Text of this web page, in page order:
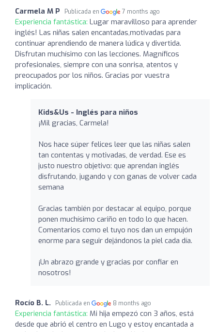
Carmela M P Publicada en 7 months ago
Experiencia fantástica: Lugar maravilloso para aprender
inglés! Las niñas salen encantadas,motivadas para
continuar aprendiendo de manera lúdica y divertida.
Disfrutan muchísimo con las lecciones. Magníficos
profesionales, siempre con una sonrisa, atentos y
preocupados por los niños. Gracias por vuestra
implicación.
Kids&Us - Inglés para niños
¡Mil gracias, Carmela!
Nos hace súper felices leer que las niñas salen
tan contentas y motivadas, de verdad. Ese es
justo nuestro objetivo: que aprendan inglés
disfrutando, jugando y con ganas de volver cada
semana
Gracias también por destacar al equipo, porque
ponen muchísimo cariño en todo lo que hacen.
Comentarios como el tuyo nos dan un empujón
enorme para seguir dejándonos la piel cada día.
¡Un abrazo grande y gracias por confiar en
nosotros!
Rocío B. L. Publicada en 8 months ago
Experiencia fantástica: Mi hija empezó con 3 años, está
desde que abrió el centro en Lugo y estoy encantada a